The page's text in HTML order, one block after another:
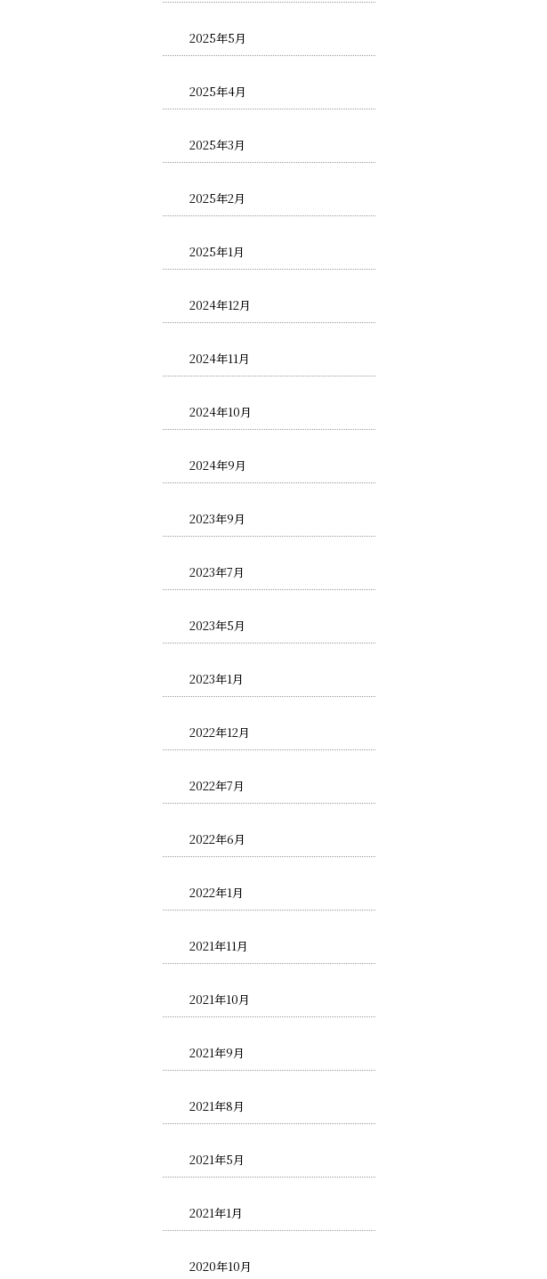
2025年5月
2025年4月
2025年3月
2025年2月
2025年1月
2024年12月
2024年11月
2024年10月
2024年9月
2023年9月
2023年7月
2023年5月
2023年1月
2022年12月
2022年7月
2022年6月
2022年1月
2021年11月
2021年10月
2021年9月
2021年8月
2021年5月
2021年1月
2020年10月